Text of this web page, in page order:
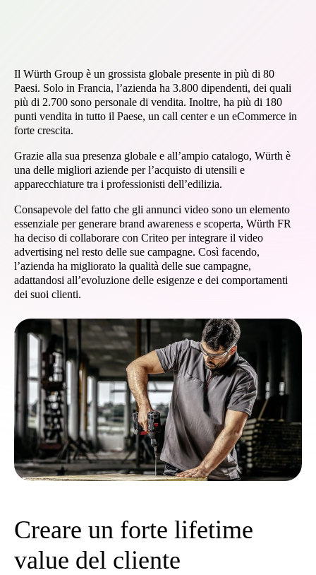
Il Würth Group è un grossista globale presente in più di 80
Paesi. Solo in Francia, l’azienda ha 3.800 dipendenti, dei quali
più di 2.700 sono personale di vendita. Inoltre, ha più di 180
punti vendita in tutto il Paese, un call center e un eCommerce in
forte crescita.
Grazie alla sua presenza globale e all’ampio catalogo, Würth è
una delle migliori aziende per l’acquisto di utensili e
apparecchiature tra i professionisti dell’edilizia.
Consapevole del fatto che gli annunci video sono un elemento
essenziale per generare brand awareness e scoperta, Würth FR
ha deciso di collaborare con Criteo per integrare il video
advertising nel resto delle sue campagne. Così facendo,
l’azienda ha migliorato la qualità delle sue campagne,
adattandosi all’evoluzione delle esigenze e dei comportamenti
dei suoi clienti.
Creare un forte lifetime
value del cliente